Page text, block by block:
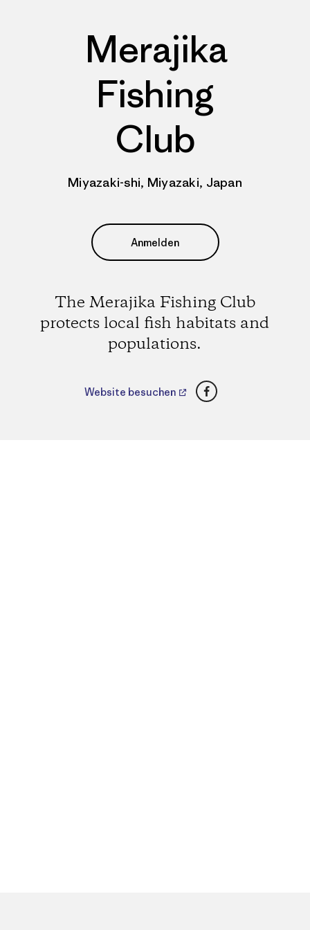
Merajika
Fishing
Club
Miyazaki-shi, Miyazaki, Japan
Anmelden
The Merajika Fishing Club
protects local fish habitats and
populations.
Website besuchen Facebook